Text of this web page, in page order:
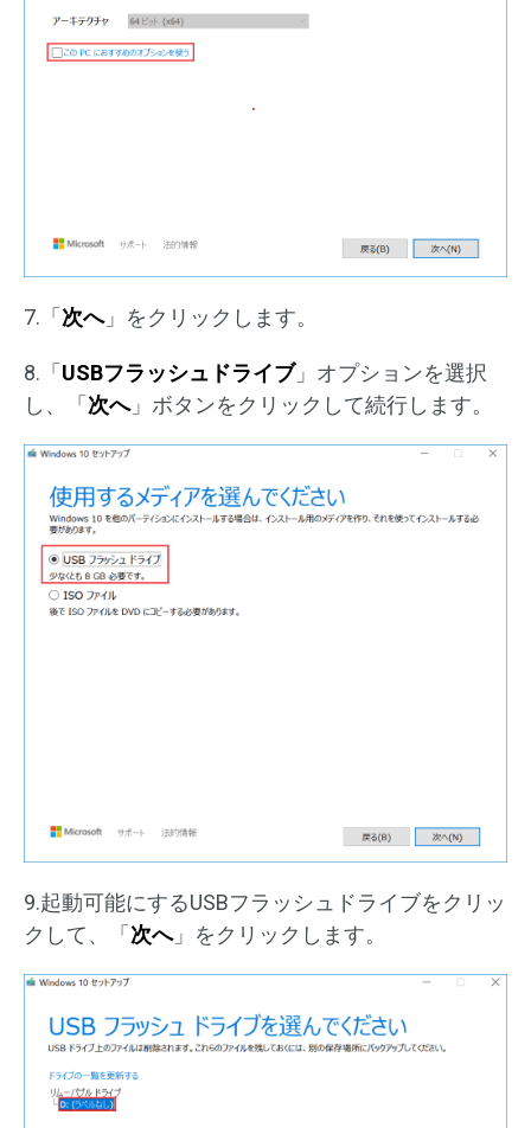
7.「次へ」をクリックします。
8.「USBフラッシュドライブ」オプションを選択
し、「次へ」ボタンをクリックして続行します。
9.起動可能にするUSBフラッシュドライブをクリッ
クして、「 次へ」をクリックします。